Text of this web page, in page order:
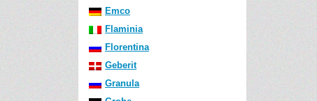
Emco
Flaminia
Florentina
Geberit
Granula